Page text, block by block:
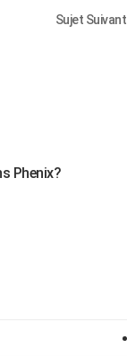
Sujet Suivant
Phenix?